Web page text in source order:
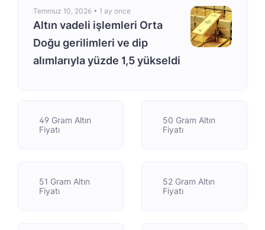
Temmuz 10, 2026 • 1 ay once
Altın vadeli işlemleri Orta
Doğu gerilimleri ve dip
alımlarıyla yüzde 1,5 yükseldi
49 Gram Altın
Fiyatı
50 Gram Altın
Fiyatı
51 Gram Altın
Fiyatı
52 Gram Altın
Fiyatı